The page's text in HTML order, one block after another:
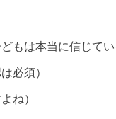
もは本当に信じてい
必須）
ね）